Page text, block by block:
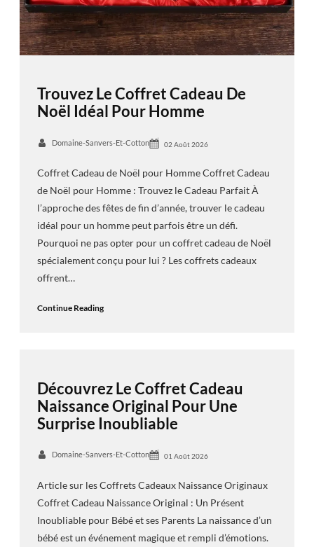
Trouvez Le Coffret Cadeau De
Noël Idéal Pour Homme
Domaine-Sanvers-Et-Cotton 02 Août 2026
Coffret Cadeau de Noël pour Homme Coffret Cadeau
de Noël pour Homme : Trouvez le Cadeau Parfait À
l’approche des fêtes de fin d’année, trouver le cadeau
idéal pour un homme peut parfois être un défi.
Pourquoi ne pas opter pour un coffret cadeau de Noël
spécialement conçu pour lui ? Les coffrets cadeaux
offrent…
Continue Reading
Découvrez Le Coffret Cadeau
Naissance Original Pour Une
Surprise Inoubliable
Domaine-Sanvers-Et-Cotton 01 Août 2026
Article sur les Coffrets Cadeaux Naissance Originaux
Coffret Cadeau Naissance Original : Un Présent
Inoubliable pour Bébé et ses Parents La naissance d’un
bébé est un événement magique et rempli d’émotions.